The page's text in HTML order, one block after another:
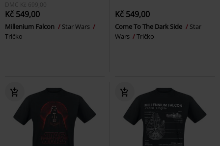
DMC Kč 699,00
Kč 549,00
Millenium Falcon
Star Wars
Tričko
Kč 549,00
Come To The Dark Side
Star
Wars
Tričko